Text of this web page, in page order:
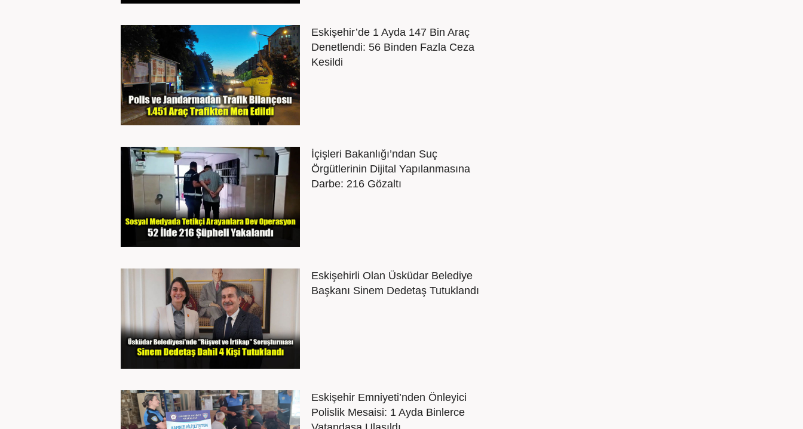
Eskişehir’de 1 Ayda 147 Bin Araç
Denetlendi: 56 Binden Fazla Ceza
Kesildi
İçişleri Bakanlığı’ndan Suç
Örgütlerinin Dijital Yapılanmasına
Darbe: 216 Gözaltı
Eskişehirli Olan Üsküdar Belediye
Başkanı Sinem Dedetaş Tutuklandı
Eskişehir Emniyeti’nden Önleyici
Polislik Mesaisi: 1 Ayda Binlerce